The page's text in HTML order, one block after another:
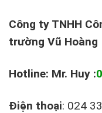
Công ty TNHH
trường Vũ Hoàng
Hotline: Mr. Huy :
Điện thoại: 024